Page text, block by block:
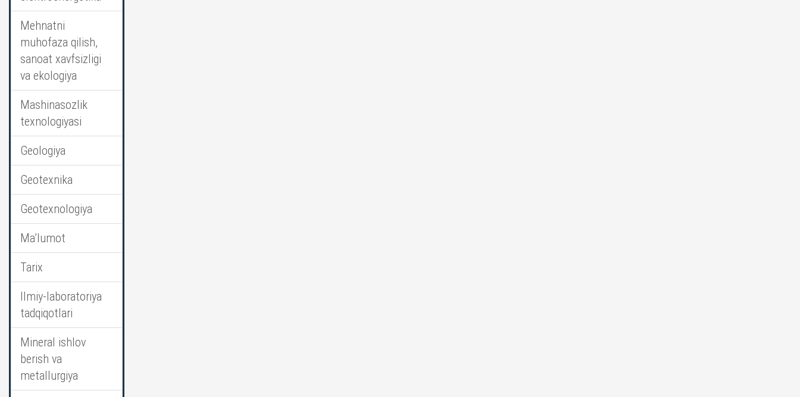
Mehnatni
muhofaza qilish,
sanoat xavfsizligi
va ekologiya
Mashinasozlik
texnologiyasi
Geologiya
Geotexnika
Geotexnologiya
Ma’lumot
Tarix
Ilmiy-laboratoriya
tadqiqotlari
Mineral ishlov
berish va
metallurgiya